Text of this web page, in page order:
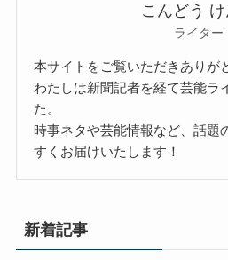
こんどう け
ライター
本サイトをご覧いただきありが
わたしは新聞記者を経て芸能ラ
た。
時事ネタや芸能情報など、話題
すくお届けいたします！
新着記事